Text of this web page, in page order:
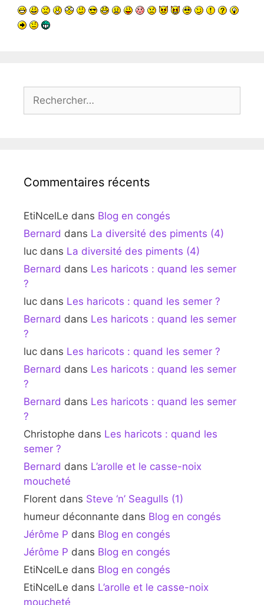
Rechercher :
Commentaires récents
EtiNcelLe dans Blog en congés
Bernard dans La diversité des piments (4)
luc dans La diversité des piments (4)
Bernard dans Les haricots : quand les semer
?
luc dans Les haricots : quand les semer ?
Bernard dans Les haricots : quand les semer
?
luc dans Les haricots : quand les semer ?
Bernard dans Les haricots : quand les semer
?
Bernard dans Les haricots : quand les semer
?
Christophe dans Les haricots : quand les
semer ?
Bernard dans L’arolle et le casse-noix
moucheté
Florent dans Steve ‘n’ Seagulls (1)
humeur déconnante dans Blog en congés
Jérôme P dans Blog en congés
Jérôme P dans Blog en congés
EtiNcelLe dans Blog en congés
EtiNcelLe dans L’arolle et le casse-noix
moucheté